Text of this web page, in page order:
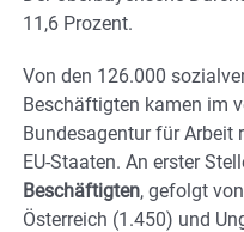
11,6 Prozent.
Von den 126.000
Beschäftigten kamen im
Bundesagentur für Arbeit
EU-Staaten. An erster
Beschäftigten, gefolgt
Österreich (1.450) und